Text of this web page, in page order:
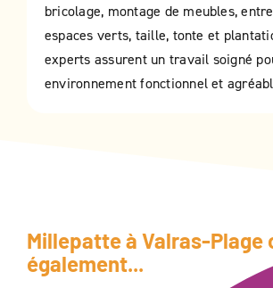
bricolage, montage de meubles,
espaces verts, taille, tonte et
experts assurent un travail soigné
environnement fonctionnel et
Millepatte à Valras-Plage
également...